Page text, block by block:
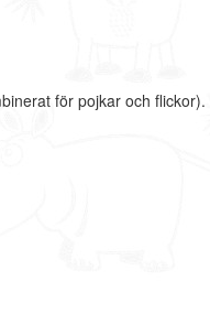
för pojkar och flickor).